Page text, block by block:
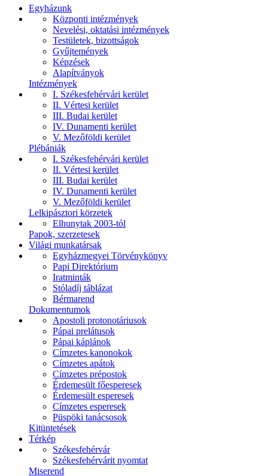
Egyházunk
Központi intézmények
Nevelési, oktatási intézmények
Testületek, bizottságok
Gyűjtemények
Képzések
Alapítványok
Intézmények
I. Székesfehérvári kerület
II. Vértesi kerület
III. Budai kerület
IV. Dunamenti kerület
V. Mezőföldi kerület
Plébániák
I. Székesfehérvári kerület
II. Vértesi kerület
III. Budai kerület
IV. Dunamenti kerület
V. Mezőföldi kerület
Lelkipásztori körzetek
Elhunytak 2003-tól
Papok, szerzetesek
Világi munkatársak
Egyházmegyei Törvénykönyv
Papi Direktórium
Iratminták
Stóladíj táblázat
Bérmarend
Dokumentumok
Apostoli protonotáriusok
Pápai prelátusok
Pápai káplánok
Címzetes kanonokok
Címzetes apátok
Címzetes prépostok
Érdemesült főesperesek
Érdemesült esperesek
Címzetes esperesek
Püspöki tanácsosok
Kitüntetések
Térkép
Székesfehérvár
Székesfehérvárit nyomtat
Miserend